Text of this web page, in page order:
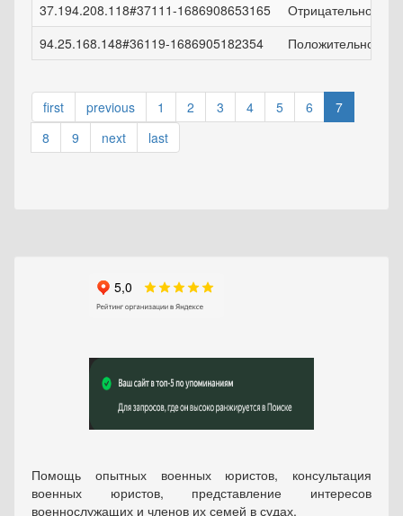
37.194.208.118#37111-1686908653165
Отрицательно!
94.25.168.148#36119-1686905182354
Положительно!
first previous 1 2 3 4 5 6
7
8
9 next last
Помощь опытных военных юристов, консультация
военных юристов, представление интересов
военнослужащих и членов их семей в судах.